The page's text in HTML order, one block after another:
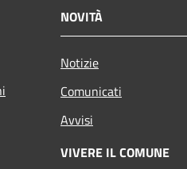
NOVITÀ
Notizie
Comunicati
Avvisi
VIVERE IL COMUNE